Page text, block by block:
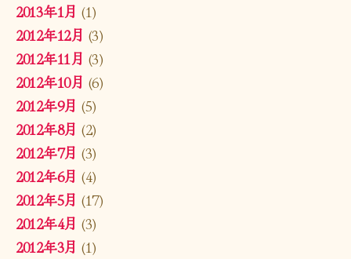
2013年1月 (1)
2012年12月 (3)
2012年11月 (3)
2012年10月 (6)
2012年9月 (5)
2012年8月 (2)
2012年7月 (3)
2012年6月 (4)
2012年5月 (17)
2012年4月 (3)
2012年3月 (1)